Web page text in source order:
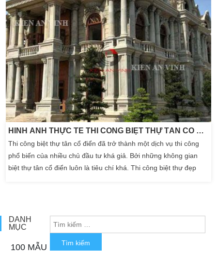
HÌNH ẢNH THỰC TẾ THI CÔNG BIỆT THỰ TÂN CỔ ĐIỂN
Thi công biệt thự tân cổ điển đã trở thành một dịch vụ thi công
phổ biến của nhiều chủ đầu tư khá giả. Bởi những không gian
biệt thự tân cổ điển luôn là tiêu chí khá. Thi công biệt thự đẹp
DANH
MỤC
100 MẪU